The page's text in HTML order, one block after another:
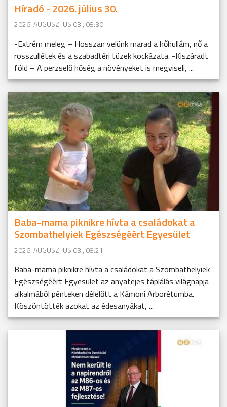
Híradó - 2026. július 30.
2026. AUGUSZTUS 03., 08:30
-Extrém meleg – Hosszan velünk marad a hőhullám, nő a
rosszullétek és a szabadtéri tüzek kockázata. -Kiszáradt
föld – A perzselő hőség a növényeket is megviseli, ...
Baba-mama piknikre hívta a családokat a
Szombathelyiek Egészségéért Egyesület
2026. AUGUSZTUS 03., 08:21
Baba-mama piknikre hívta a családokat a Szombathelyiek
Egészségéért Egyesület az anyatejes táplálás világnapja
alkalmából pénteken délelőtt a Kámoni Arborétumba.
Köszöntötték azokat az édesanyákat, ...